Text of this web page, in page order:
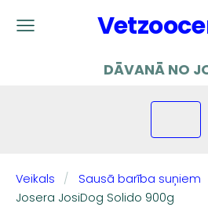
DĀVANĀ NO
Veikals Sausā barība suņiem
Josera JosiDog Solido 900g